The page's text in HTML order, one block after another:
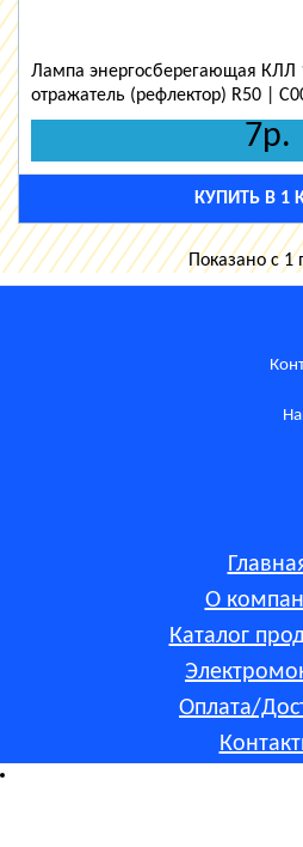
Лампа энергосберегающая КЛЛ
отражатель (рефлектор) R50 |
7р.
КУПИТЬ В 1
Показано с 1
О
Каталог
Оплата/